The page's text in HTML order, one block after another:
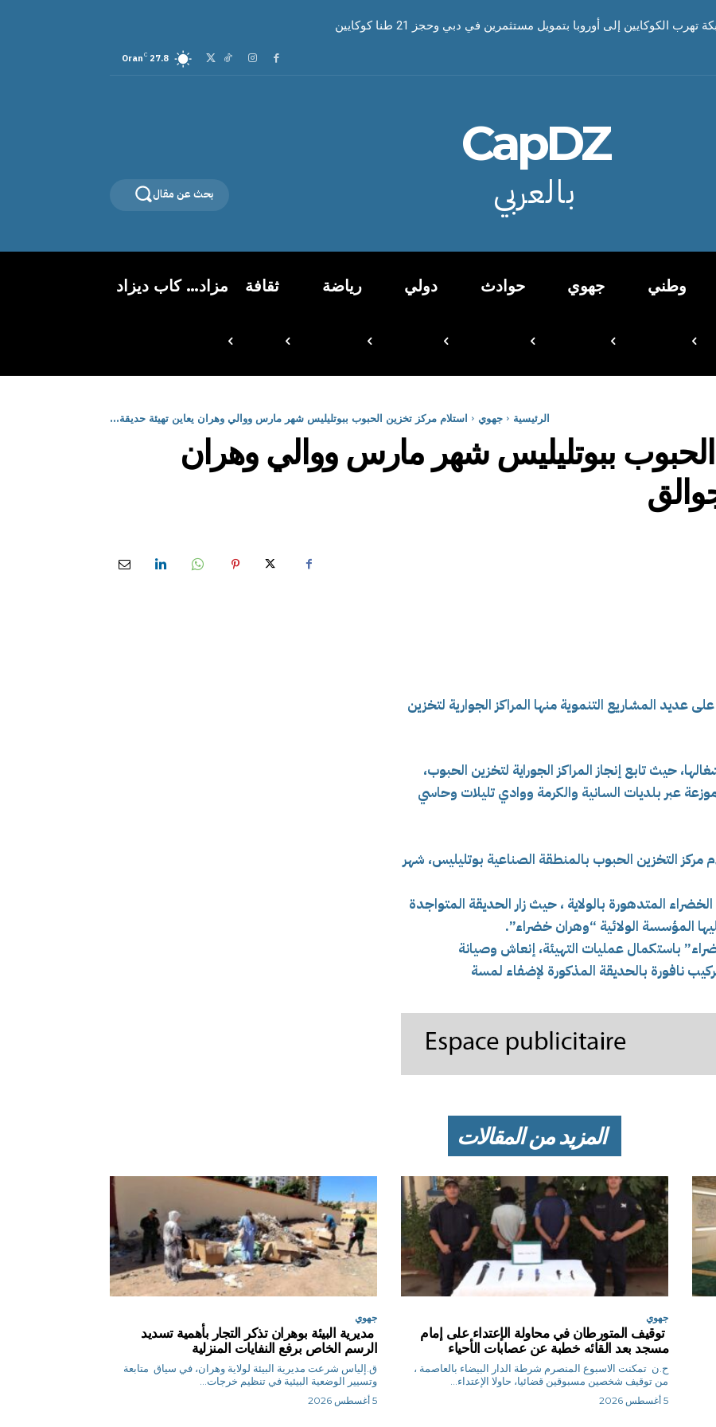
الكوكايين إلى أوروبا بتمويل مستثمرين في دبي وحجز 21 طنا كوكايين
الملاحة الجوية واقتراب طائرة ركاب من مروحية ترامب
27.8
C
Oran
CapDZ
بالعربي بحث عن مقال
وطني جهوي حوادث دولي رياضة ثقافة مزاد… كاب ديزاد
الرئيسية جهوي استلام مركز تخزين الحبوب ببوتليليس شهر مارس ووالي وهران يعاين تهيئة حديقة...
ببوتليليس شهر مارس ووالي وهران
عديد المشاريع التنموية منها المراكز الجوارية لتخزين
حيث تابع إنجاز المراكز الجوراية لتخزين الحبوب،
منها إلى 50 ألف قنطار، موزعة عبر بلديات السانية والكرمة ووادي تليلات وحاسي
التخزين الحبوب بالمنطقة الصناعية بوتليليس، شهر
المتدهورة بالولاية ، حيث زار الحديقة المتواجدة
المؤسسة الولائية “وهران خضراء”.
باستكمال عمليات التهيئة، إنعاش وصيانة
نافورة بالحديقة المذكورة لإضفاء لمسة
المزيد من المقالات
جهوي
توقيف المتورطان في محاولة الإعتداء على إمام
مسجد بعد القائه خطبة عن عصابات الأحياء
ح.ن تمكنت الاسبوع المنصرم شرطة الدار البيضاء بالعاصمة ،
من توقيف شخصين مسبوقين قضائيا، حاولا الإعتداء...
5 أغسطس 2026
جهوي
مديرية البيئة بوهران تذكر التجار بأهمية تسديد
الرسم الخاص برفع النفايات المنزلية
ق.إلياس شرعت مديرية البيئة لولاية وهران، في سياق متابعة
وتسيير الوضعية البيئية في تنظيم خرجات...
5 أغسطس 2026